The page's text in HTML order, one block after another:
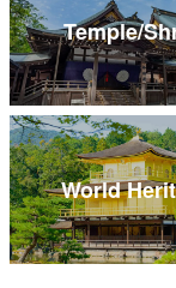
Temple/
World